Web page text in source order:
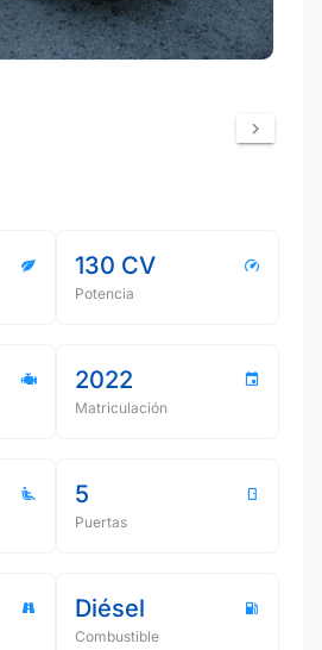
130 CV
Potencia
2022
Matriculación
5
Puertas
Diésel
Combustible